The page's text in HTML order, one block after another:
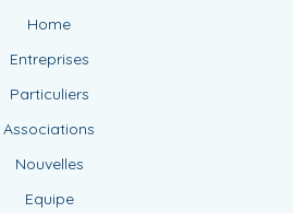
Home
Entreprises
Particuliers
Associations
Nouvelles
Equipe